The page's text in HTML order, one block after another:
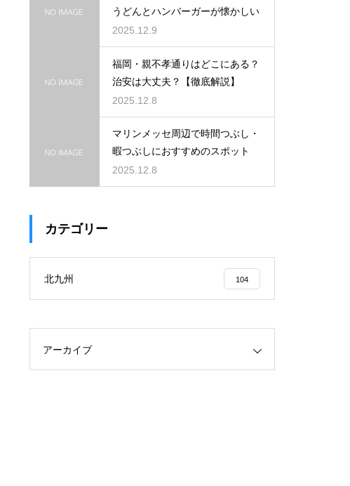
うどんとハンバーガーが懐かしい
2025.12.9
福岡・親不孝通りはどこにある？
治安は大丈夫？【徹底解説】
2025.12.8
マリンメッセ周辺で時間つぶし・
暇つぶしにおすすめのスポット
2025.12.8
カテゴリー
北九州 104
アーカイブ